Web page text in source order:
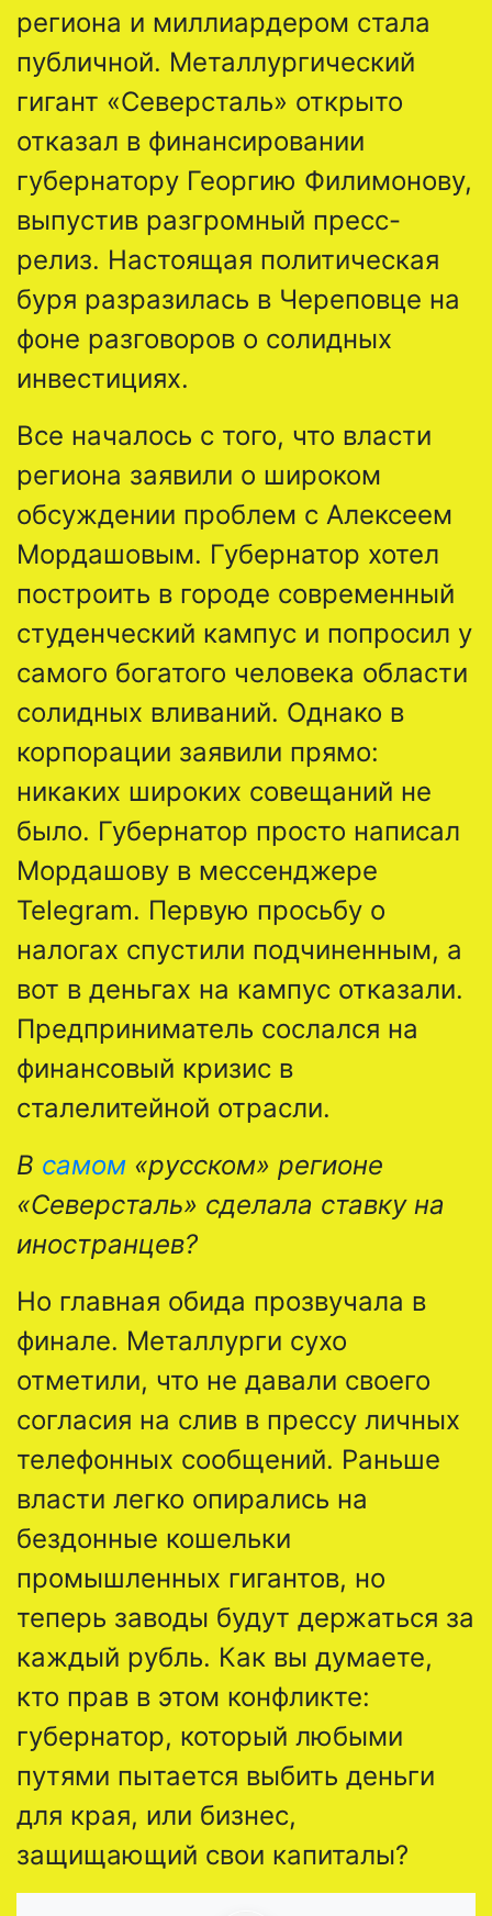
региона и миллиардером стала
публичной. Металлургический
гигант «Северсталь» открыто
отказал в финансировании
губернатору Георгию Филимонову,
выпустив разгромный пресс-
релиз. Настоящая политическая
буря разразилась в Череповце на
фоне разговоров о солидных
инвестициях.
Все началось с того, что власти
региона заявили о широком
обсуждении проблем с Алексеем
Мордашовым. Губернатор хотел
построить в городе современный
студенческий кампус и попросил у
самого богатого человека области
солидных вливаний. Однако в
корпорации заявили прямо:
никаких широких совещаний не
было. Губернатор просто написал
Мордашову в мессенджере
Telegram. Первую просьбу о
налогах спустили подчиненным, а
вот в деньгах на кампус отказали.
Предприниматель сослался на
финансовый кризис в
сталелитейной отрасли.
В самом «русском» регионе
«Северсталь» сделала ставку на
иностранцев?
Но главная обида прозвучала в
финале. Металлурги сухо
отметили, что не давали своего
согласия на слив в прессу личных
телефонных сообщений. Раньше
власти легко опирались на
бездонные кошельки
промышленных гигантов, но
теперь заводы будут держаться за
каждый рубль. Как вы думаете,
кто прав в этом конфликте:
губернатор, который любыми
путями пытается выбить деньги
для края, или бизнес,
защищающий свои капиталы?